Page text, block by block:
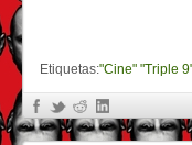
Etiquetas:"Cine" "Triple